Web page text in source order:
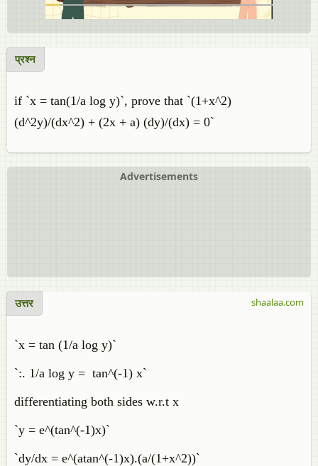
प्रश्न
if `x = tan(1/a log y)`, prove that `(1+x^2)
(d^2y)/(dx^2) + (2x + a) (dy)/(dx) = 0`
Advertisements
उत्तर
`x = tan (1/a log y)`
`:. 1/a log y = tan^(-1) x`
differentiating both sides w.r.t x
`y = e^(tan^(-1)x)`
`dy/dx = e^(atan^(-1)x).(a/(1+x^2))`
shaalaa.com